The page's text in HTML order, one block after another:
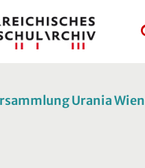
Urania Wien